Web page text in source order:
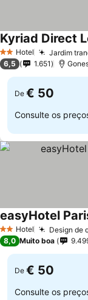
2 Estrelas
Hotel Jardim
Kyriad Direct
6,5 1.651
De € 50
Consulte os
2 Estrelas
Hotel Design de
easyHotel
8,0 Muito boa
De € 50
Consulte os